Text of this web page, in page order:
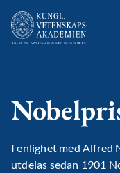
I enlighet med Alfred
utdelas sedan 1901